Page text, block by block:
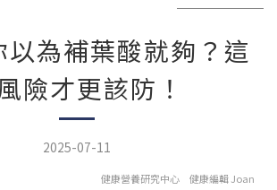
以為補葉酸就夠？這
險才更該防！
2025-07-11
健康營養研究中心 健康編輯 Joan